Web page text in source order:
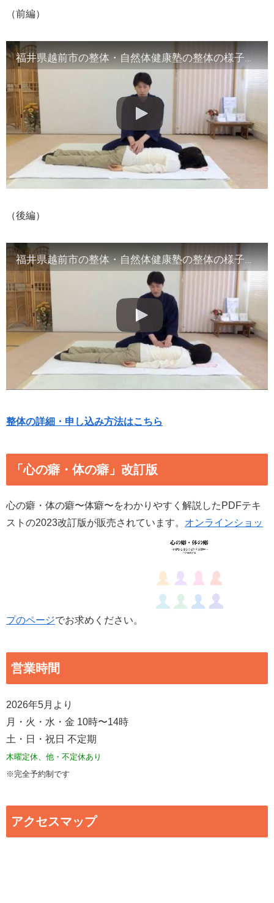
（前編）
福井県越前市の整体・自然体健康塾の整体の様子（1）背骨の観察／骨盤他
（後編）
福井県越前市の整体・自然体健康塾の整体の様子（2）腹部や首など
整体の詳細・申し込み方法はこちら
「心の癖・体の癖」改訂版
心の癖・体の癖〜体癖〜をわかりやすく解説したPDFテキ
ストの2023改訂版が販売されています。 オンラインショッ
プのページでお求めください。
営業時間
2026年5月より
月・火・水・金 10時〜14時
土・日・祝日 不定期
木曜定休、他・不定休あり
※完全予約制です
アクセスマップ